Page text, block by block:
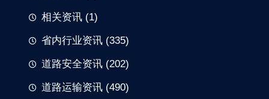
相关资讯 (1)
省内行业资讯 (335)
道路安全资讯 (202)
道路运输资讯 (490)